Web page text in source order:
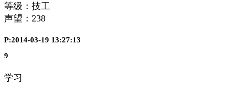
等级：技工
声望： 238
P:2014-03-19 13:27:13
9
学习